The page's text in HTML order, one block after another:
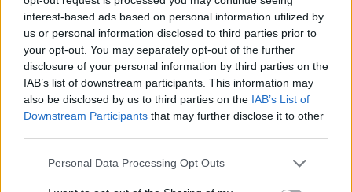
interest-based ads based on personal information utilized by
us or personal information disclosed to third parties prior to
your opt-out. You may separately opt-out of the further
disclosure of your personal information by third parties on the
IAB’s list of downstream participants. This information may
also be disclosed by us to third parties on the IAB’s List of
Downstream Participants that may further disclose it to other
Personal Data Processing Opt Outs
Διαβάστε επίσης:Ελένη Μενεγάκη: Το δημόσιο
μήνυμα που έστειλε στην φωτογραφία του
Πέτρου Κωστόπουλου, για τον γάμο της
κόρης του Αμαλίας
ΣΧΕΤΙΚΑ ΑΡΘΡΑ